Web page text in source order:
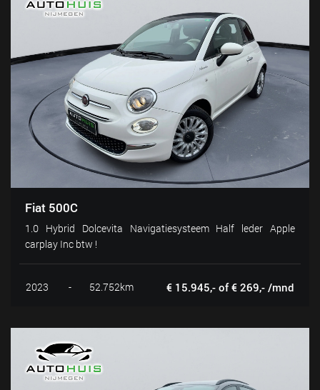
Fiat 500C
1.0 Hybrid Dolcevita Navigatiesysteem Half leder Apple
carplay Inc btw !
2023 - 52.752km € 15.945,- of € 269,- /mnd